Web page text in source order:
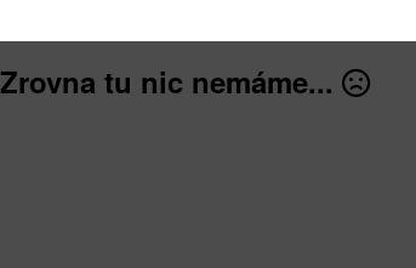
Zrovna tu nic nemáme...